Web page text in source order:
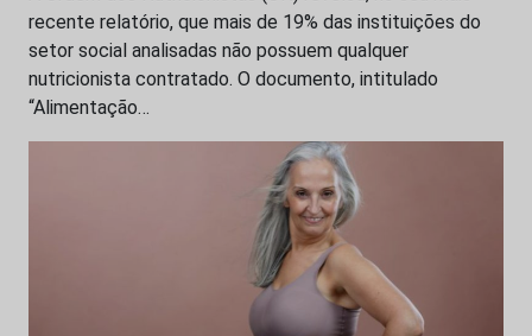
recente relatório, que mais de 19% das instituições do
setor social analisadas não possuem qualquer
nutricionista contratado. O documento, intitulado
“Alimentação…